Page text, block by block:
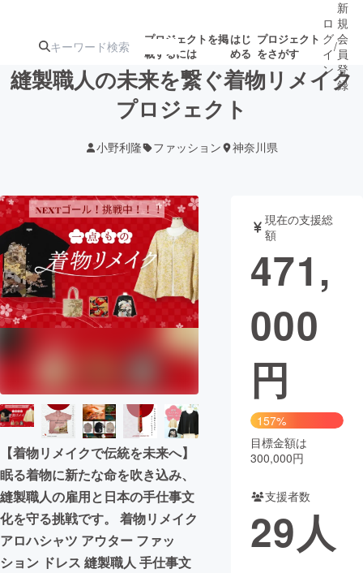
プロジェクトを掲
載するには
はじ
める
プロジェクト
をさがす
注目のリ
ターン
注目の新着プロ
ジェクト
募集終了が近いプ
ロジェクト
アート・写真 音楽
テクノロジー・ガジェット ゲーム・サ
映像・映画
まちづくり・地域活性化
CAMPFIRE for Social Good
CAMPFIRE Creation
CAMPFIREふるさと納税
コミュニティ
ロ
グ
イ
ン
/
新
規
会
員
登
録
縫製職人の未来を繋ぐ着物リメイク
プロジェクト
小野利隆 ファッション 神奈川県
【着物リメイクで伝統を未来へ】
眠る着物に新たな命を吹き込み、
縫製職人の雇用と日本の手仕事文
化を守る挑戦です。 着物リメイク
アロハシャツ アウター ファッ
ション ドレス 縫製職人 手仕事文
現在の支援総
額
471,
000
円
157%
目標金額は
300,000円
支援者数
29人